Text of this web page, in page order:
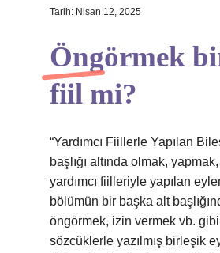
Tarih: Nisan 12, 2025
Öngörmek
fiil mi?
“Yardımcı Fiillerle Yapılan
başlığı altında olmak,
yardımcı fiilleriyle yapılan
bölümün bir başka alt
öngörmek, izin vermek vb.
sözcüklerle yazılmış birleşik